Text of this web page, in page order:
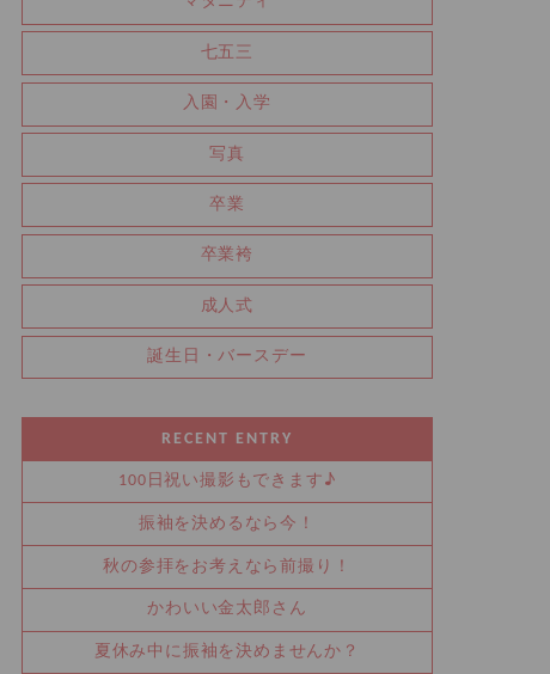
七五三
入園・入学
写真
卒業
卒業袴
成人式
誕生日・バースデー
RECENT ENTRY
100日祝い撮影もできます♪
振袖を決めるなら今！
秋の参拝をお考えなら前撮り！
かわいい金太郎さん
夏休み中に振袖を決めませんか？